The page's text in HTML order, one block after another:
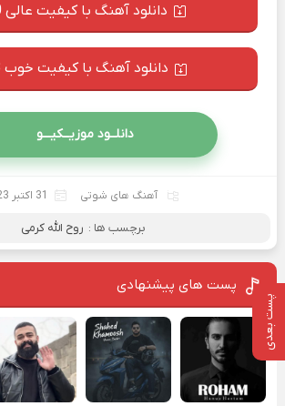
پست بعدی
دانلود آهنگ با کیفیت عالی 320
دانلود آهنگ با کیفیت خوب 128
دانلــود موزیــکیـــو
آهنگ های شوتی 31 اکتبر 2023
برچسب ها : روح الله کرمی
پست های پیشنهادی